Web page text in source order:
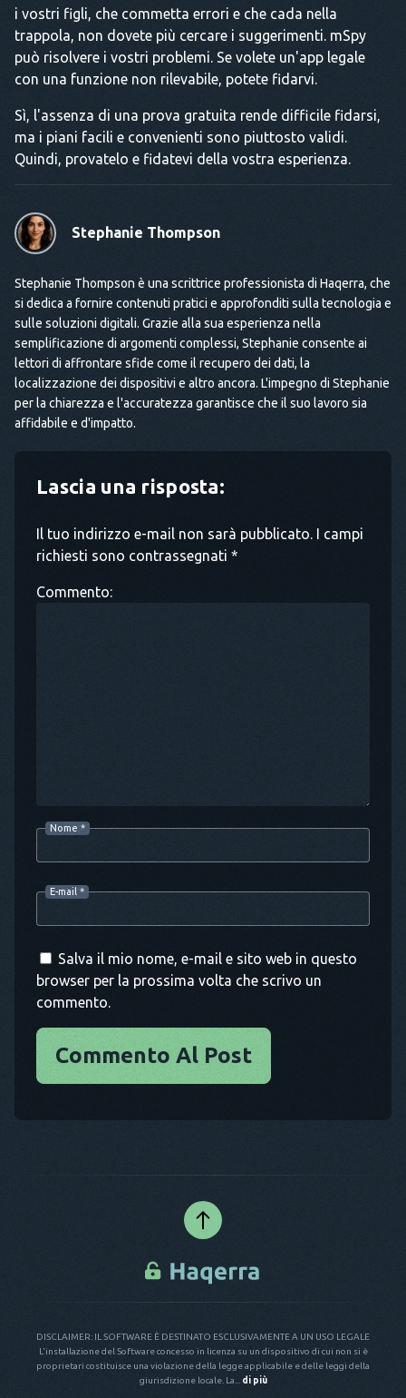
i vostri figli, che commetta errori e che cada nella
trappola, non dovete più cercare i suggerimenti. mSpy
può risolvere i vostri problemi. Se volete un'app legale
con una funzione non rilevabile, potete fidarvi.
Sì, l'assenza di una prova gratuita rende difficile fidarsi,
ma i piani facili e convenienti sono piuttosto validi.
Quindi, provatelo e fidatevi della vostra esperienza.
Stephanie Thompson
Stephanie Thompson è una scrittrice professionista di Haqerra, che
si dedica a fornire contenuti pratici e approfonditi sulla tecnologia e
sulle soluzioni digitali. Grazie alla sua esperienza nella
semplificazione di argomenti complessi, Stephanie consente ai
lettori di affrontare sfide come il recupero dei dati, la
localizzazione dei dispositivi e altro ancora. L'impegno di Stephanie
per la chiarezza e l'accuratezza garantisce che il suo lavoro sia
affidabile e d'impatto.
Lascia una risposta:
Il tuo indirizzo e-mail non sarà pubblicato. I campi
richiesti sono contrassegnati *
Commento:
Nome *
E-mail *
Salva il mio nome, e-mail e sito web in questo
browser per la prossima volta che scrivo un
commento.
Commento Al Post
DISCLAIMER: IL SOFTWARE È DESTINATO ESCLUSIVAMENTE A UN USO LEGALE
L'installazione del Software concesso in licenza su un dispositivo di cui non si è
proprietari costituisce una violazione della legge applicabile e delle leggi della
giurisdizione locale. La...
di più